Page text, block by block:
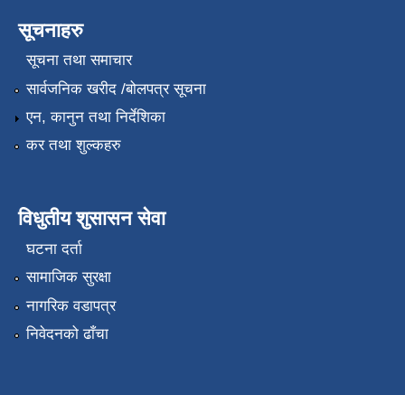
सूचनाहरु
सूचना तथा समाचार
सार्वजनिक खरीद /बोलपत्र सूचना
एन, कानुन तथा निर्देशिका
कर तथा शुल्कहरु
विधुतीय शुसासन सेवा
घटना दर्ता
सामाजिक सुरक्षा
नागरिक वडापत्र
निवेदनको ढाँचा